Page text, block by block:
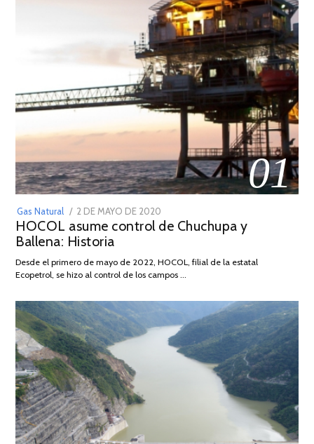
01
Gas Natural
POSTED
ON
2 DE MAYO DE 2020
DE
2026
HOCOL asume control de Chuchupa y
Ballena: Historia
Desde el primero de mayo de 2022, HOCOL, filial de la estatal
Ecopetrol, se hizo al control de los campos …